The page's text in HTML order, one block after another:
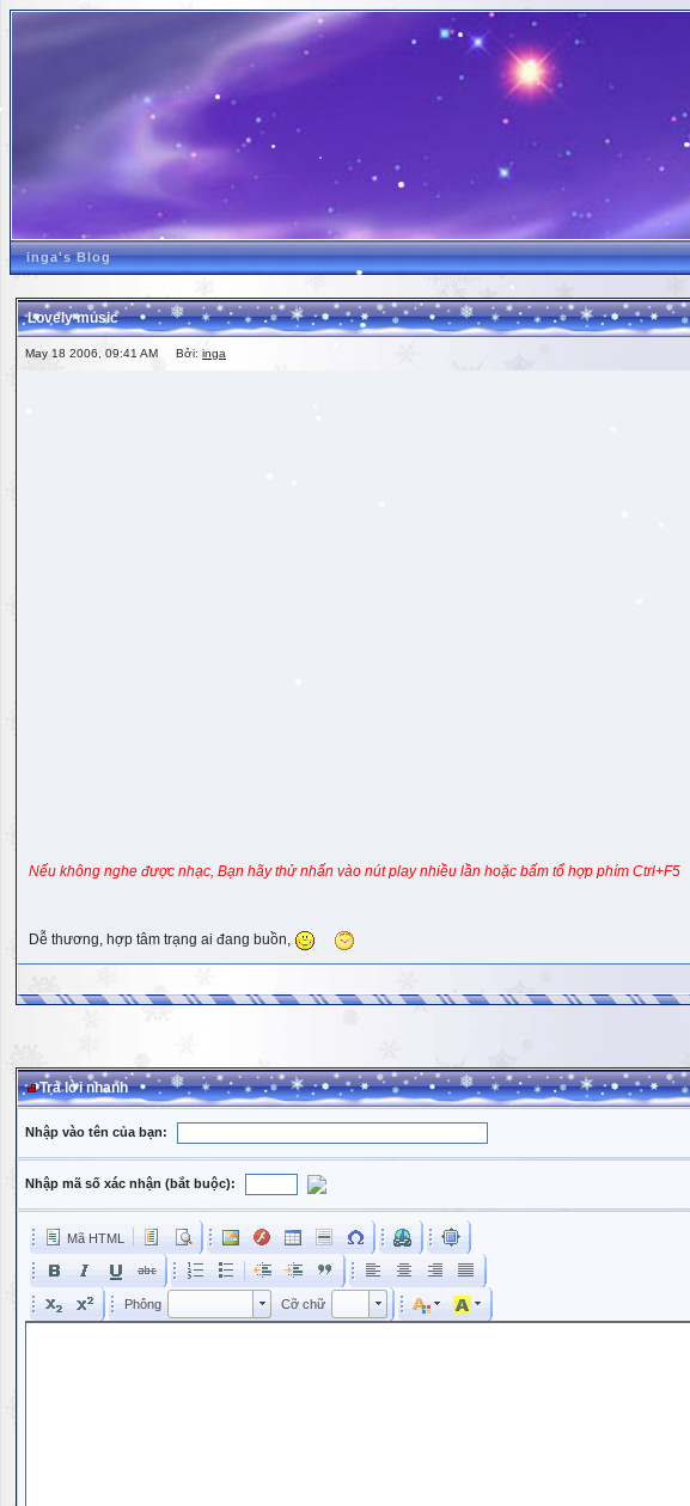
inga's Blog
Lovely music
May 18 2006, 09:41 AM Bởi: inga
Nếu không nghe được nhạc, Bạn hãy thử nhấn vào nút play nhiều lần hoặc bấm tổ hợp phím Ctrl+F5
Dễ thương, hợp tâm trạng ai đang buồn,
Trả lời nhanh
Nhập vào tên của bạn:
Nhập mã số xác nhận (bắt buộc):
Mã HTML
Phông Cỡ chữ Kích cỡ phông